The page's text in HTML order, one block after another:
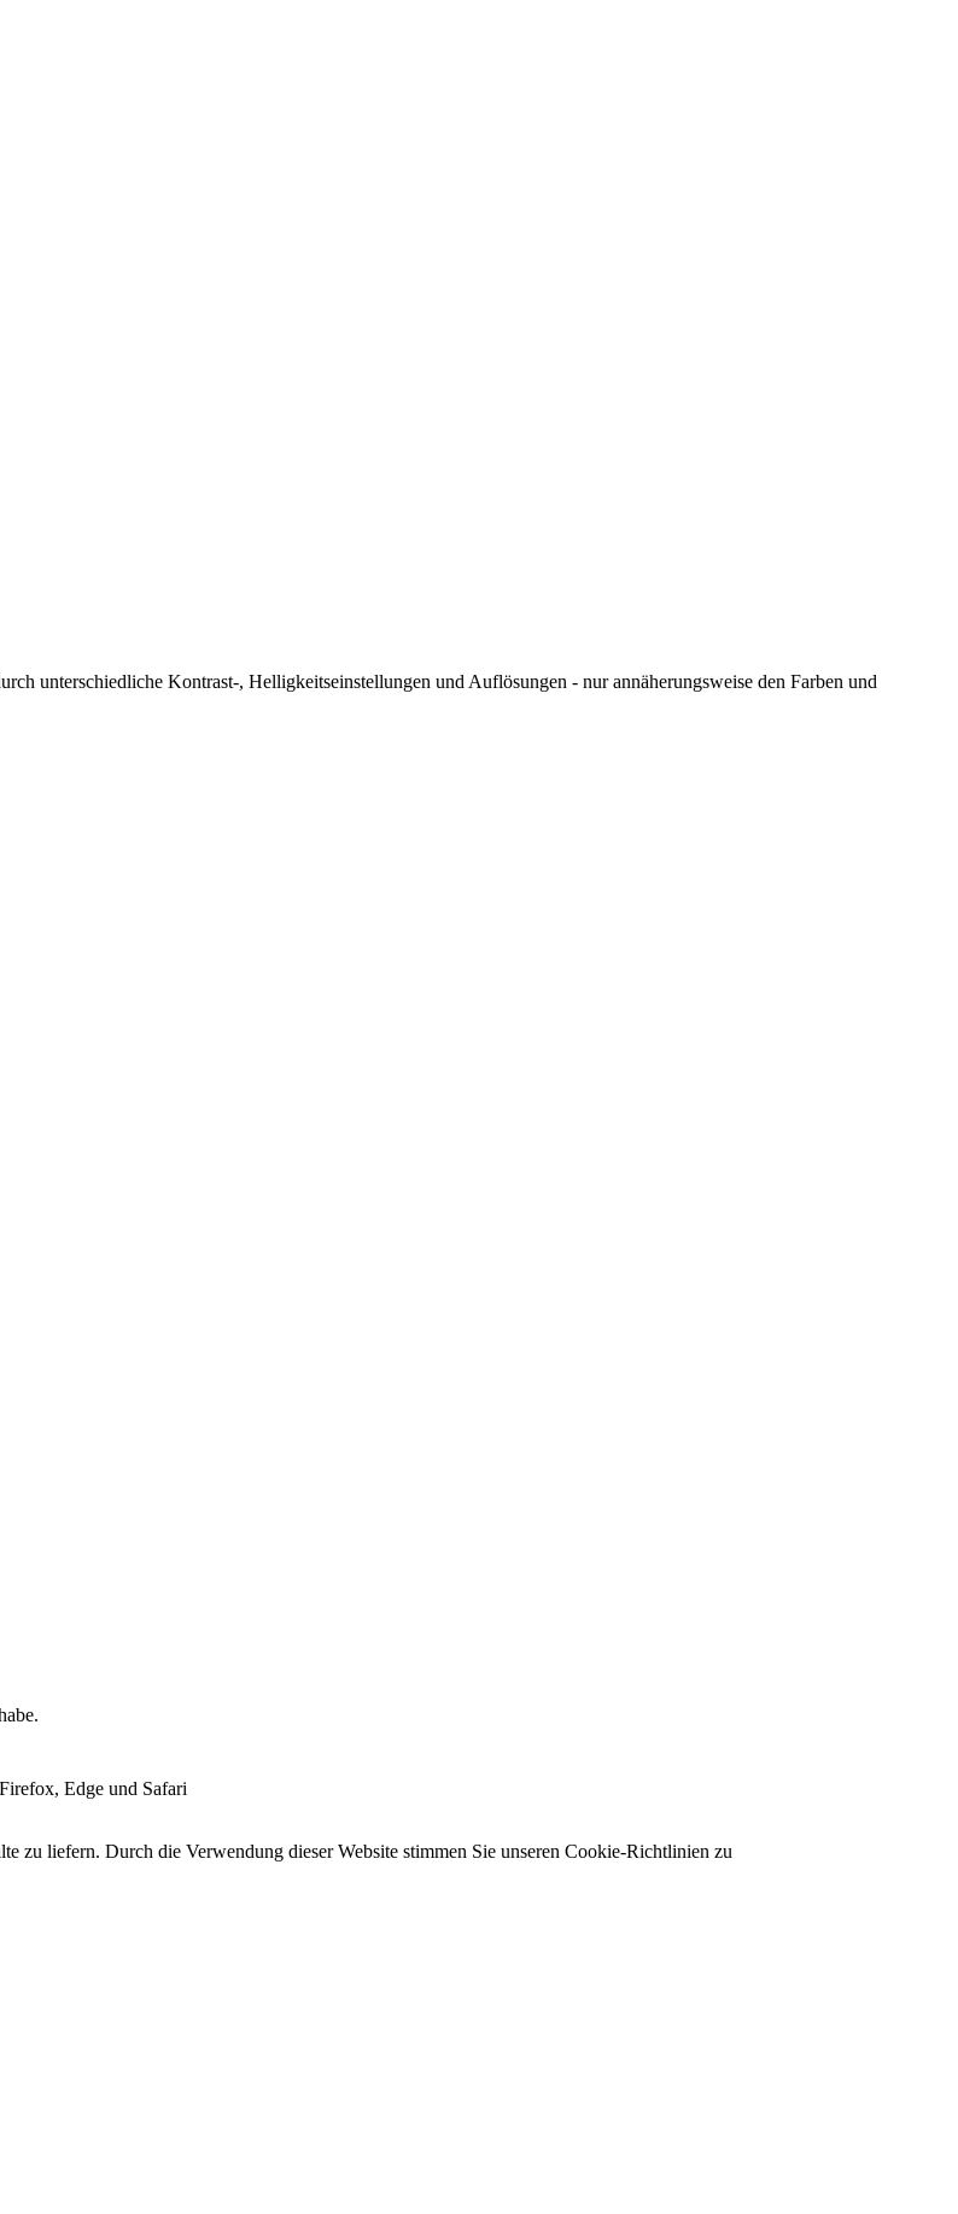
unterschiedliche Kontrast-, Helligkeitseinstellungen und Auflösungen - nur annäherungsweise den Farben und
Edge und Safari
zu liefern. Durch die Verwendung dieser Website stimmen Sie unseren Cookie-Richtlinien zu